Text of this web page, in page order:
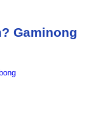
Gaminong